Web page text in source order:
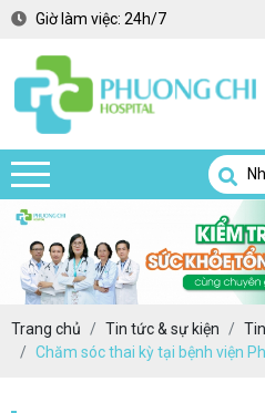
Giờ làm việc: 24h/7
Trang chủ Tin tức & sự kiện
Chăm sóc thai kỳ tại bệnh viện